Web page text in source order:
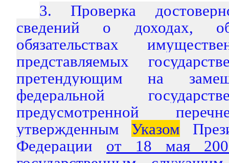
3. Проверка
сведений о доходах,
обязательствах
представляемых
претендующим на
федеральной
предусмотренной
утвержденным Указом
Федерации от 18 мая